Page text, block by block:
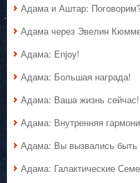
Адама и Аштар:
Адама через Эвелин
Адама: Enjoy!
Адама: Большая награда!
Адама: Ваша жизнь сейчас!
Адама: Внутренняя
Адама: Вы вызвались быть
Адама: Галактические